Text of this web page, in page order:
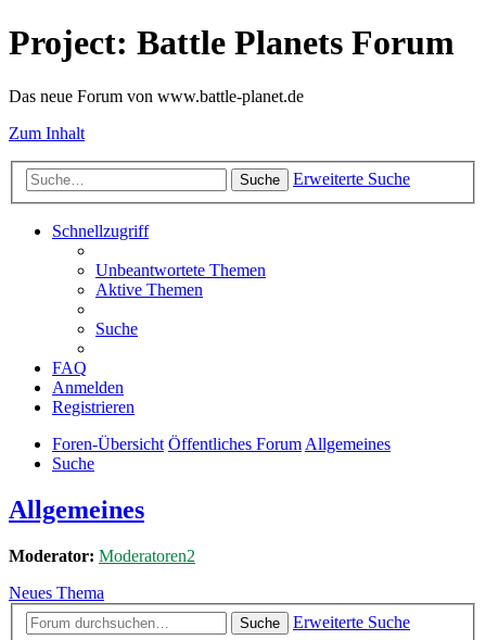
Project: Battle Planets Forum
Das neue Forum von www.battle-planet.de
Zum Inhalt
Suche Erweiterte Suche
Schnellzugriff
Unbeantwortete Themen
Aktive Themen
Suche
FAQ
Anmelden
Registrieren
Foren-Übersicht Öffentliches ForumAllgemeines
Suche
Allgemeines
Moderator: Moderatoren2
Neues Thema
Suche
Erweiterte Suche